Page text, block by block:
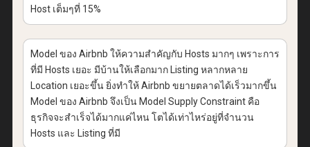
Host เต็มๆที่ 15%
Model ของ Airbnb ให้ความสำคัญกับ Hosts มากๆ เพราะการ
ที่มี Hosts เยอะ มีบ้านให้เลือกมาก Listing หลากหลาย
Location เยอะขึ้น ยิ่งทำให้ Airbnb ขยายตลาดได้เร็วมากขึ้น
Model ของ Airbnb จึงเป็น Model Supply Constraint คือ
ธุรกิจจะสำเร็จได้มากแค่ไหน โตได้เท่าไหร่อยู่ที่จำนวน
Hosts และ Listing ที่มี